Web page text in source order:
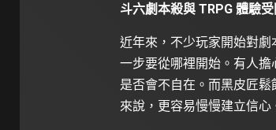
斗六劇本殺與 TRPG 體驗
近年來，不少玩家開始對
一步要從哪裡開始。有人
是否會不自在。而黑皮匠
來說，更容易慢慢建立信心